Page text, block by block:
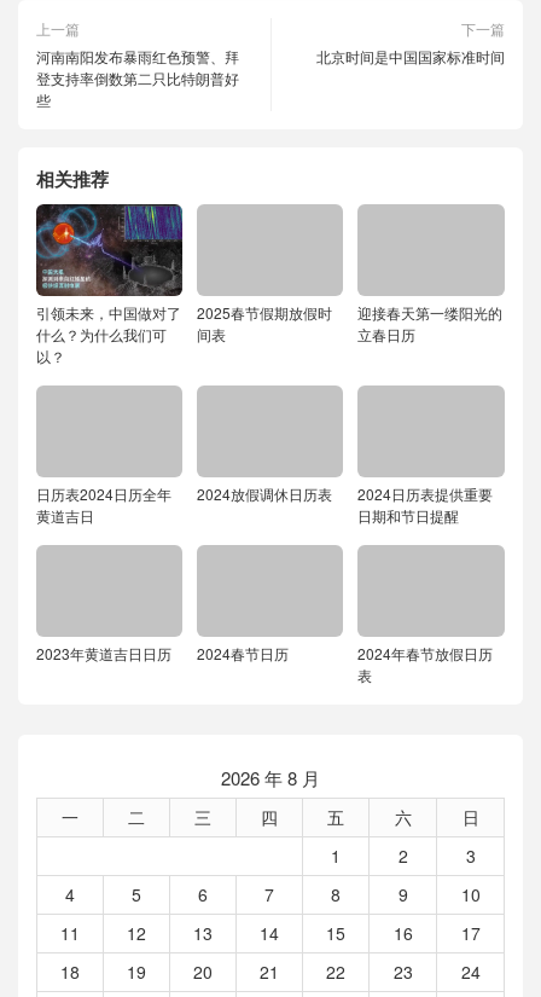
上一篇
河南南阳发布暴雨红色预警、拜
登支持率倒数第二只比特朗普好
些
下一篇
北京时间是中国国家标准时间
相关推荐
引领未来，中国做对了
什么？为什么我们可
以？
2025春节假期放假时
间表
迎接春天第一缕阳光的
立春日历
日历表2024日历全年
黄道吉日
2024放假调休日历表
2024日历表提供重要
日期和节日提醒
2023年黄道吉日日历 2024春节日历
2024年春节放假日历
表
2026 年 8 月
一 二 三 四 五 六
日
1
2
3
4
5 6 7 8 9
10
11
12 13 14 15 16
17
18
19 20 21 22 23
24